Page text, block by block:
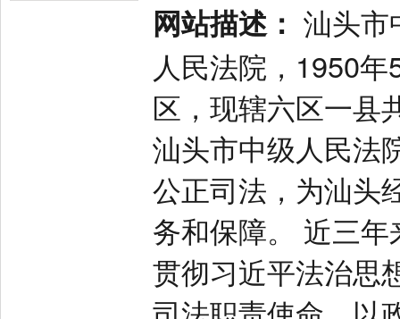
网站描述： 汕头市
人民法院，1950
区，现辖六区一县
汕头市中级人民法
公正司法，为汕头
务和保障。 近三
贯彻习近平法治思